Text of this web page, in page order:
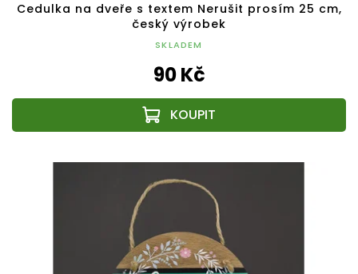
Cedulka na dveře s textem Nerušit prosím 25 cm,
český výrobek
SKLADEM
90 Kč